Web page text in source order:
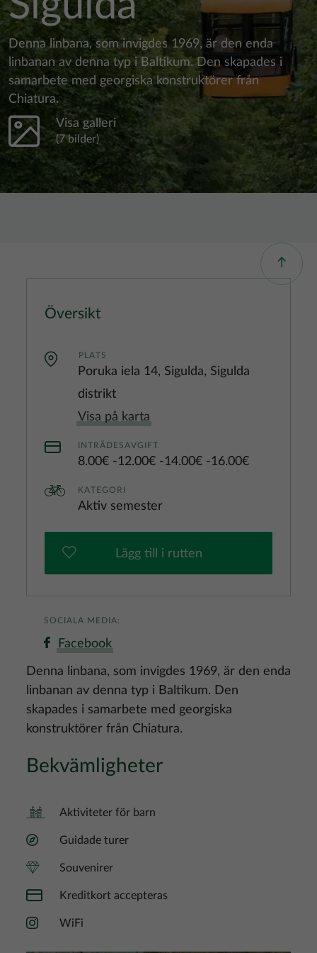
Denna linbana, som invigdes 1969, är den enda
linbanan av denna typ i Baltikum. Den skapades i
samarbete med georgiska konstruktörer från
Chiatura.
Visa galleri
(7 bilder)
Denna linbana, som invigdes 1969, är den enda
linbanan av denna typ i Baltikum. Den
skapades i samarbete med georgiska
konstruktörer från Chiatura.
Bekvämligheter
Aktiviteter för barn
Guidade turer
Souvenirer
Kreditkort accepteras
WiFi
Översikt
PLATS
Poruka iela 14, Sigulda, Sigulda
distrikt
Visa på karta
INTRÄDESAVGIFT
8.00€ 12.00€ 14.00€ 16.00€
KATEGORI
Aktiv semester
Lägg till i rutten
SOCIALA MEDIA:
Facebook